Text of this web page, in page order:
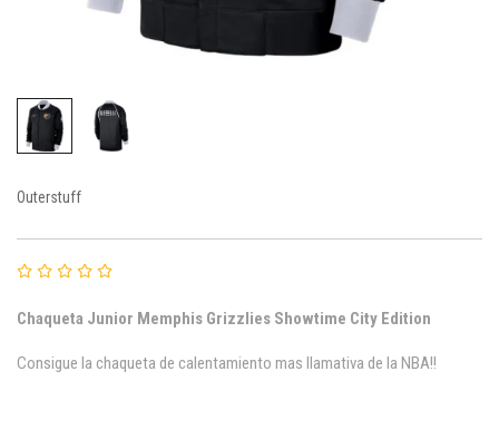
Outerstuff
Chaqueta Junior Memphis Grizzlies Showtime City Edition
Consigue la chaqueta de calentamiento mas llamativa de la NBA!!